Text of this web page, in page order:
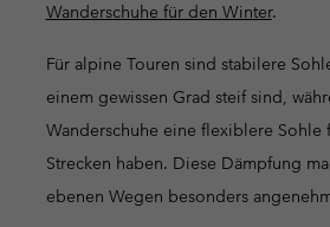
Wanderschuhe für den Winter.
Für alpine Touren sind stabilere
einem gewissen Grad steif sind,
Wanderschuhe eine flexiblere Sohle
Strecken haben. Diese Dämpfung
ebenen Wegen besonders